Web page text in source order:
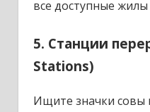
все доступные жилы
5. Станции
Stations)
Ищите значки совы